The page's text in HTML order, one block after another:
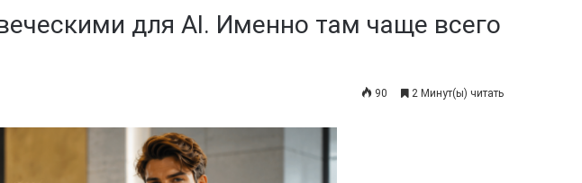
для AI. Именно там чаще всего
90 2 Минут(ы) читать